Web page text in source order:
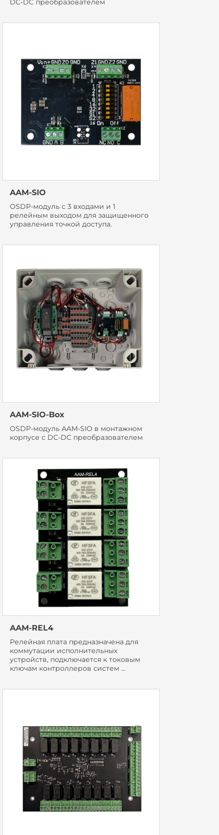
DC-DC преобразователем
AAM-SIO
OSDP-модуль с 3 входами и 1
релейным выходом для защищенного
управления точкой доступа.
AAM-SIO-Box
OSDP-модуль AAM-SIO в монтажном
корпусе с DC-DC преобразователем
AAM-REL4
Релейная плата предназначена для
коммутации исполнительных
устройств, подключается к токовым
ключам контроллеров систем ...